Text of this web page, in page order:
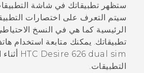
ستظهر تطبيقاتك في شاشة
سيتم التعرف على اختصارات
الرئيسية كما هي في النسخ
تطبيقاتك. يمكنك متابعة استخدام
HTC Desire 626 dual sim
التطبيقات.